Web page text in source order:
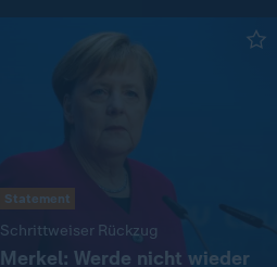
Statement
Schrittweiser Rückzug
Merkel: Werde nicht wieder